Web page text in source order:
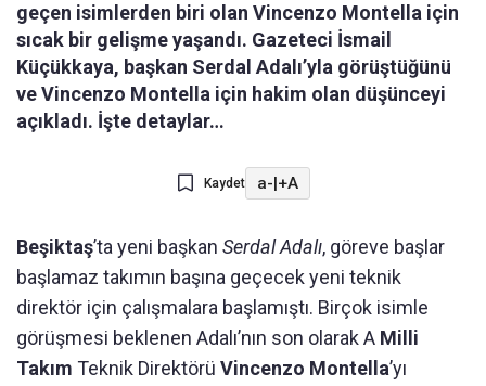
geçen isimlerden biri olan Vincenzo Montella için
sıcak bir gelişme yaşandı. Gazeteci İsmail
Küçükkaya, başkan Serdal Adalı’yla görüştüğünü
ve Vincenzo Montella için hakim olan düşünceyi
açıkladı. İşte detaylar…
Kaydet a-|+A
Beşiktaş’ta yeni başkan Serdal Adalı, göreve başlar
başlamaz takımın başına geçecek yeni teknik
direktör için çalışmalara başlamıştı. Birçok isimle
görüşmesi beklenen Adalı’nın son olarak A Milli
Takım Teknik Direktörü Vincenzo Montella’yı